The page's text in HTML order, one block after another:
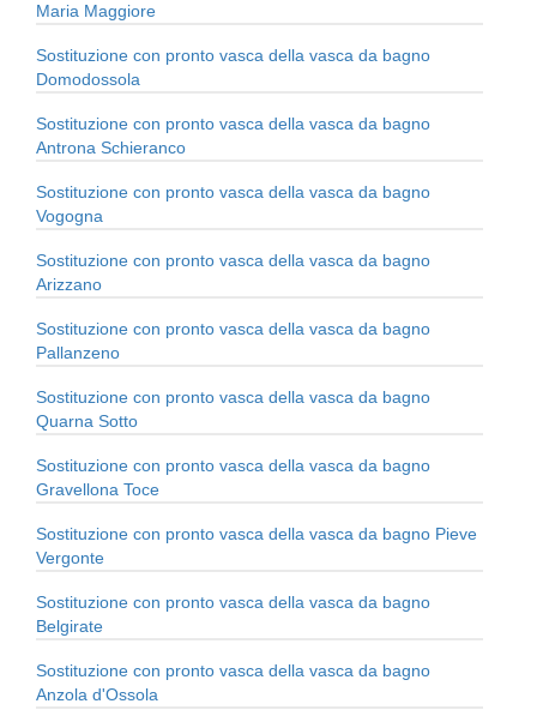
Maria Maggiore
Sostituzione con pronto vasca della vasca da bagno
Domodossola
Sostituzione con pronto vasca della vasca da bagno
Antrona Schieranco
Sostituzione con pronto vasca della vasca da bagno
Vogogna
Sostituzione con pronto vasca della vasca da bagno
Arizzano
Sostituzione con pronto vasca della vasca da bagno
Pallanzeno
Sostituzione con pronto vasca della vasca da bagno
Quarna Sotto
Sostituzione con pronto vasca della vasca da bagno
Gravellona Toce
Sostituzione con pronto vasca della vasca da bagno Pieve
Vergonte
Sostituzione con pronto vasca della vasca da bagno
Belgirate
Sostituzione con pronto vasca della vasca da bagno
Anzola d'Ossola